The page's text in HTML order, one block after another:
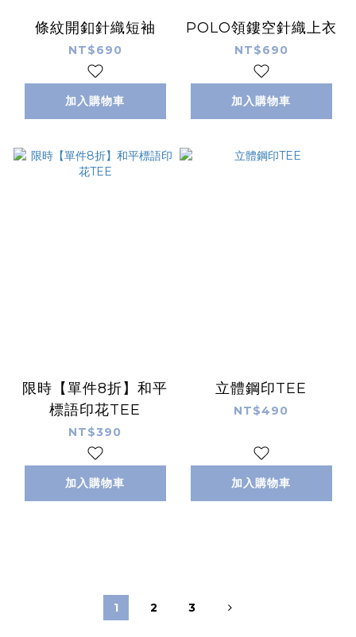
條紋開釦針織短袖
NT$690
加入購物車
POLO領鏤空針織上衣
NT$690
加入購物車
限時【單件8折】和平
標語印花TEE
NT$390
加入購物車
立體鋼印TEE
NT$490
加入購物車
1 2 3